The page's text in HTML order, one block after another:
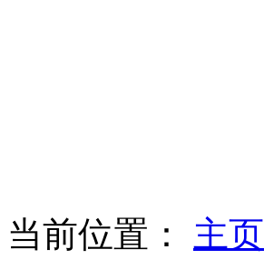
当前位置： 主页